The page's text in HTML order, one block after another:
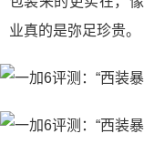
业真的是弥足珍贵。